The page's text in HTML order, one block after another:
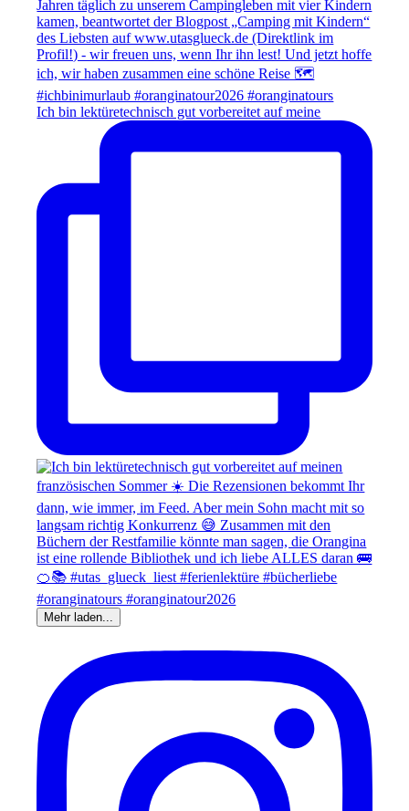
Ich bin lektüretechnisch gut vorbereitet auf meine
Mehr laden...